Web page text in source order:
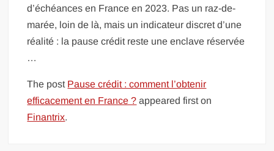
d’échéances en France en 2023. Pas un raz-de-
marée, loin de là, mais un indicateur discret d’une
réalité : la pause crédit reste une enclave réservée
…
The post Pause crédit : comment l’obtenir
efficacement en France ? appeared first on
Finantrix.